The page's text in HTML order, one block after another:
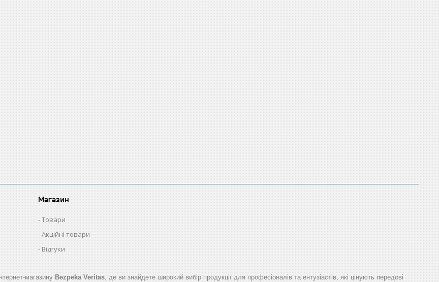
Магазин
Товари
Акційні товари
Відгуки
магазину Bezpeka Veritas, де ви знайдете широкий вибір продукції для професіоналів та ентузіастів, які цінують передові